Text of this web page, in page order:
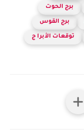
برج الحوت
برج القوس
توقعات الأبرا ج